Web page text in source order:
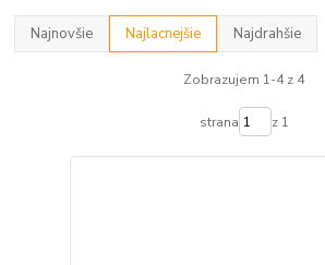
Najnovšie Najlacnejšie Najdrahšie
Zobrazujem 1-4 z 4
strana z 1